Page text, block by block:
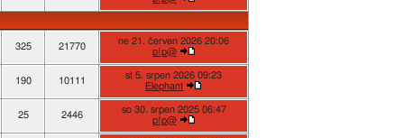
325 21770
ne 21. červen 2026 20:06
p!p@
190 10111
st 5. srpen 2026 09:23
Elephant
25 2446
so 30. srpen 2025 06:47
p!p@